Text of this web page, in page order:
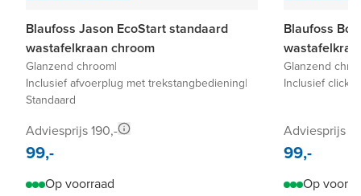
Blaufoss Jason EcoStart standaard
wastafelkraan chroom
Glanzend chroom|
Inclusief afvoerplug met trekstangbediening|
Standaard
Adviesprijs 190,-
99,-
Op voorraad
Blaufoss
Glanzend
Inclusief
Adviesprijs
99,-
Op